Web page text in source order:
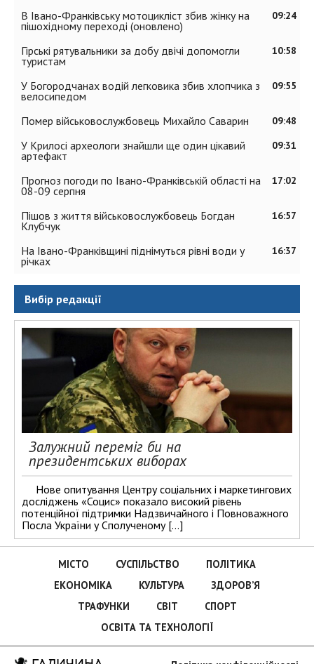
09:24
В Івано-Франківську мотоцикліст збив жінку на
пішохідному переході (оновлено)
10:58
Гірські рятувальники за добу двічі допомогли
туристам
09:55
У Богородчанах водій легковика збив хлопчика з
велосипедом
09:48
Помер військовослужбовець Михайло Саварин
09:31
У Крилосі археологи знайшли ще один цікавий
артефакт
17:02
Прогноз погоди по Івано-Франківській області на
08-09 серпня
16:57
Пішов з життя військовослужбовець Богдан
Клубчук
16:37
На Івано-Франківщині піднімуться рівні води у
річках
Вибір редакції
Залужний переміг би на
президентських виборах
Нове опитування Центру соціальних і маркетингових
досліджень «Социс» показало високий рівень
потенційної підтримки Надзвичайного і Повноважного
Посла України у Сполученому […]
МІСТО СУСПІЛЬСТВО
ПОЛІТИКА
ЕКОНОМІКА
КУЛЬТУРА
ЗДОРОВ’Я
ТРАФУНКИ
СВІТ
СПОРТ
ОСВІТА ТА ТЕХНОЛОГІЇ